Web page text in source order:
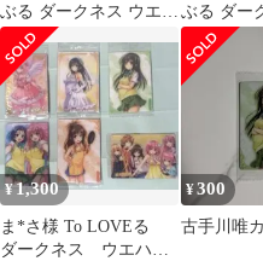
ぶる ダークネス ウエハ
ース SR 27 ララ
ぶる ダー
ース化計画
¥ 1,300
ま*さ様 To LOVEる
ダークネス ウエハー
¥300
古手川唯